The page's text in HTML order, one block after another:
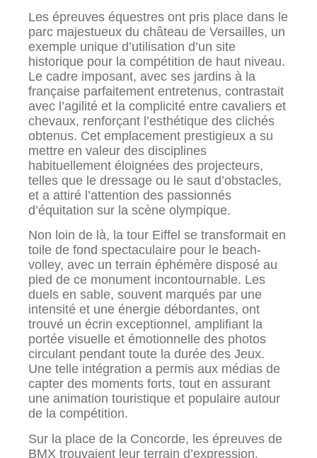
Les épreuves équestres ont pris place dans le
parc majestueux du château de Versailles, un
exemple unique d’utilisation d’un site
historique pour la compétition de haut niveau.
Le cadre imposant, avec ses jardins à la
française parfaitement entretenus, contrastait
avec l’agilité et la complicité entre cavaliers et
chevaux, renforçant l’esthétique des clichés
obtenus. Cet emplacement prestigieux a su
mettre en valeur des disciplines
habituellement éloignées des projecteurs,
telles que le dressage ou le saut d’obstacles,
et a attiré l’attention des passionnés
d’équitation sur la scène olympique.
Non loin de là, la tour Eiffel se transformait en
toile de fond spectaculaire pour le beach-
volley, avec un terrain éphémère disposé au
pied de ce monument incontournable. Les
duels en sable, souvent marqués par une
intensité et une énergie débordantes, ont
trouvé un écrin exceptionnel, amplifiant la
portée visuelle et émotionnelle des photos
circulant pendant toute la durée des Jeux.
Une telle intégration a permis aux médias de
capter des moments forts, tout en assurant
une animation touristique et populaire autour
de la compétition.
Sur la place de la Concorde, les épreuves de
BMX trouvaient leur terrain d’expression,